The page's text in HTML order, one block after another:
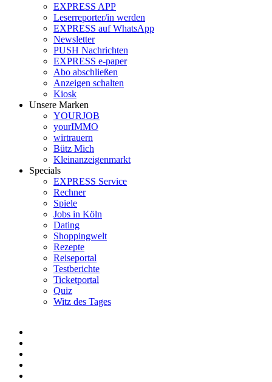
EXPRESS APP
Leserreporter/in werden
EXPRESS auf WhatsApp
Newsletter
PUSH Nachrichten
EXPRESS e-paper
Abo abschließen
Anzeigen schalten
Kiosk
Unsere Marken
YOURJOB
yourIMMO
wirtrauern
Bütz Mich
Kleinanzeigenmarkt
Specials
EXPRESS Service
Rechner
Spiele
Jobs in Köln
Dating
Shoppingwelt
Rezepte
Reiseportal
Testberichte
Ticketportal
Quiz
Witz des Tages